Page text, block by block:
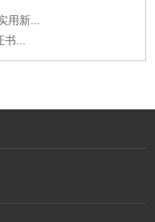
用新...
...